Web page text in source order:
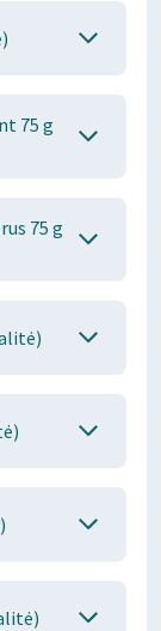
75 g
75 g